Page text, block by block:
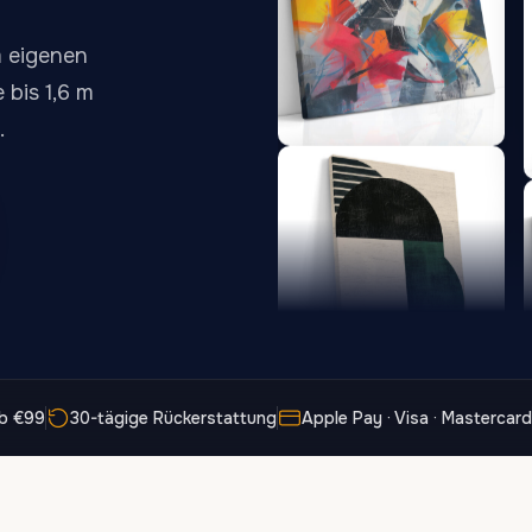
173,88 €
Der lange Schatten
Preisspanne:
13,90 €
bis
167,88 €
167,88 €
Knotenkonvergenz
von 13,90€
167,88€
13,90 €
bis
167,88 €
eigenen
1,6 m
€99 30-tägige Rückerstattung Apple Pay · Visa · Mastercard